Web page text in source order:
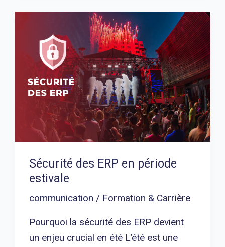
Sécurité des ERP en période
estivale
communication / Formation & Carrière
Pourquoi la sécurité des ERP devient
un enjeu crucial en été L’été est une
en
période
estivale